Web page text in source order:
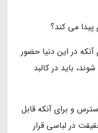
مى كند؟
در اين دنيا حضور
بايد در كالبد
و براي آنكه قابل
در لباسى قرار